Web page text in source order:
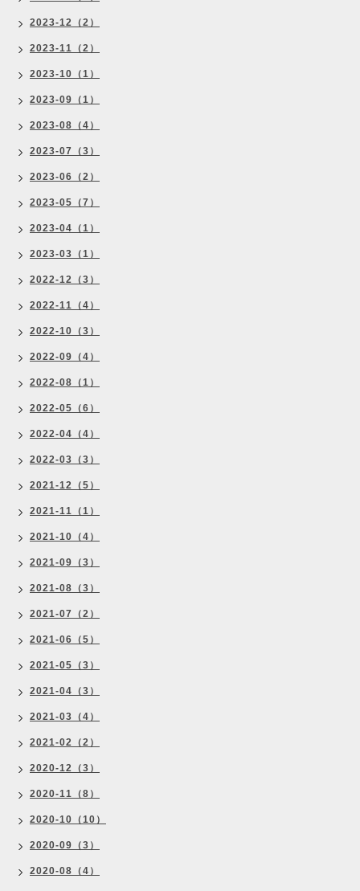
2023-12（2）
2023-11（2）
2023-10（1）
2023-09（1）
2023-08（4）
2023-07（3）
2023-06（2）
2023-05（7）
2023-04（1）
2023-03（1）
2022-12（3）
2022-11（4）
2022-10（3）
2022-09（4）
2022-08（1）
2022-05（6）
2022-04（4）
2022-03（3）
2021-12（5）
2021-11（1）
2021-10（4）
2021-09（3）
2021-08（3）
2021-07（2）
2021-06（5）
2021-05（3）
2021-04（3）
2021-03（4）
2021-02（2）
2020-12（3）
2020-11（8）
2020-10（10）
2020-09（3）
2020-08（4）